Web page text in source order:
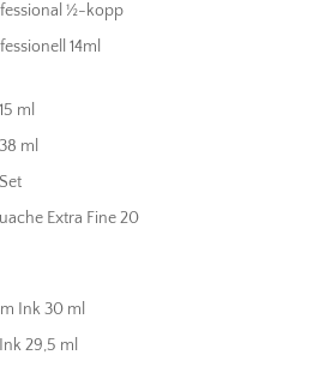
½-kopp
14ml
ml
ml
Extra Fine 20
Ink 30 ml
29,5 ml